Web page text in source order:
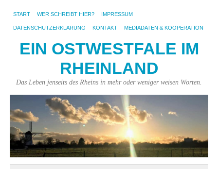
START WER SCHREIBT HIER? IMPRESSUM
DATENSCHUTZERKLÄRUNG KONTAKT MEDIADATEN & KOOPERATION
EIN OSTWESTFALE IM
RHEINLAND
Das Leben jenseits des Rheins in mehr oder weniger weisen Worten.